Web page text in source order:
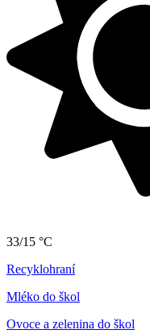
33/15 °C
Recyklohraní
Mléko do škol
Ovoce a zelenina do škol